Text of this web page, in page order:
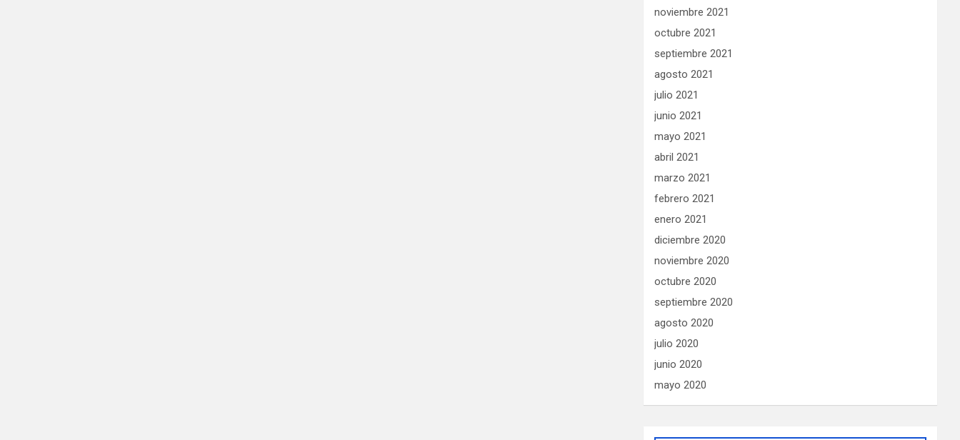
noviembre 2021
octubre 2021
septiembre 2021
agosto 2021
julio 2021
junio 2021
mayo 2021
abril 2021
marzo 2021
febrero 2021
enero 2021
diciembre 2020
noviembre 2020
octubre 2020
septiembre 2020
agosto 2020
julio 2020
junio 2020
mayo 2020